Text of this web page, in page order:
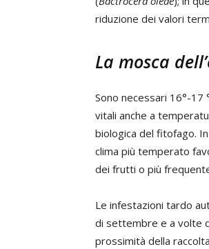
riduzione dei valori
La mosca
Sono necessari 16°-17
vitali anche a
biologica del fitofago.
clima più temperato
dei frutti o più
Le infestazioni tardo
di settembre e a volte
prossimità della